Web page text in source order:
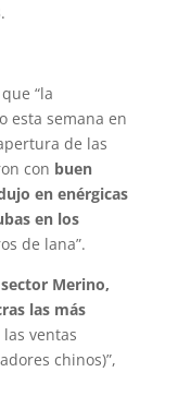
“la
esta semana en
de las
con buen
en enérgicas
en los
de lana”.
sector Merino,
las más
ventas
chinos)”,